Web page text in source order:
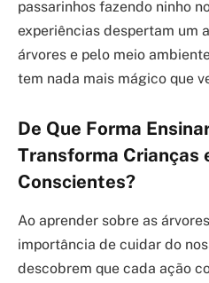
passarinhos fazendo ninho
experiências despertam um
árvores e pelo meio
tem nada mais mágico que
De Que Forma
Transforma Crianças
Conscientes?
Ao aprender sobre as
importância de cuidar do
descobrem que cada ação